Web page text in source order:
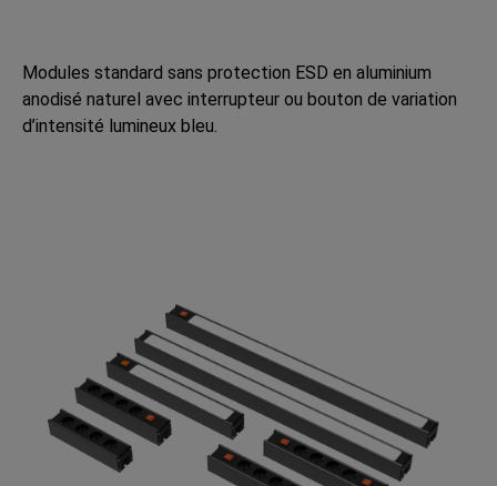
Modules standard sans protection ESD en aluminium
anodisé naturel avec interrupteur ou bouton de variation
d’intensité lumineux bleu.